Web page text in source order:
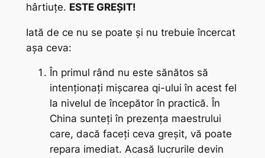
hârtiuțe. ESTE GREȘIT!
Iată de ce nu se poate și nu trebuie încercat
așa ceva:
În primul rând nu este sănătos să
intenționați mișcarea qi-ului în acest fel
la nivelul de începător în practică. În
China sunteți în prezența maestrului
care, dacă faceți ceva greșit, vă poate
repara imediat. Acasă lucrurile devin